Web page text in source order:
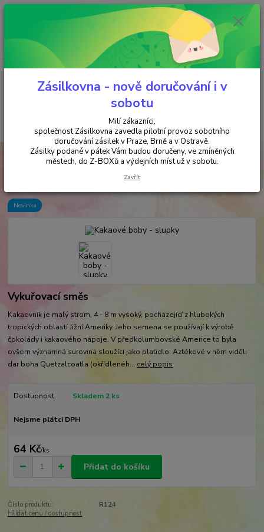
Minimální hodnota objednávky je 200 kč. Při nákupu nad 2000,- Kč je
požadována platba předem na účet.
Menu
+420 737 737 037
(Po-Pá, 9-18 hod.)
za
VYKUŘOVÁNÍ Kakaové boby - slupky
Kakaové boby - slupky
Novinka
Vykuřovací směs
Kakaovník je malý strom, 4 - 8 m vysoký, pocházející z hlubokých
tropických oblastí Jižní Ameriky. Jeho semena se používají k výrobě
čokolády i kakaového nápoje. V předkolumbovské Americe to byla
ovšem významná surovina sloužící jako platidlo. Aztékové v něm viděli
dar boha Quetzalcoatla (okřídlenéh... celý popis
Dostupnost Skladem 2 ks
Nejsme plátci DPH
64 Kč/ks
Přidat do košíku
Číslo produktu:
R124
Hlídat cenu / dostupnost
Zásilkovna - nově doručování i v
sobotu
Milí zákazníci,
společnost Zásilkovna zavedla pilotní provoz sobotního
doručování zásilek v Praze, Brně a v Ostravě.
Zásilky podané v pátek Vám budou doručeny, ve zmíněných
městech, do Z-BOXů a výdejních míst už v sobotu.
Zavřít